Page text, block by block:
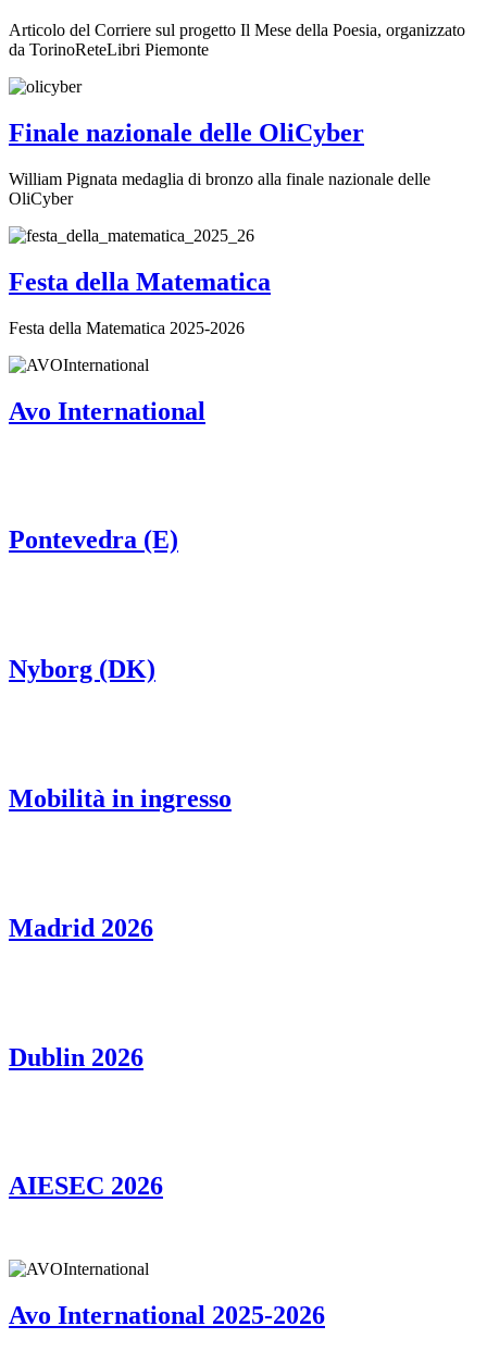
Articolo del Corriere sul progetto Il Mese della Poesia, organizzato
da TorinoReteLibri Piemonte
Finale nazionale delle OliCyber
William Pignata medaglia di bronzo alla finale nazionale delle
OliCyber
Festa della Matematica
Festa della Matematica 2025-2026
Avo International
Pontevedra (E)
Nyborg (DK)
Mobilità in ingresso
Madrid 2026
Dublin 2026
AIESEC 2026
Avo International 2025-2026